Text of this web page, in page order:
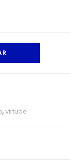
,virtude